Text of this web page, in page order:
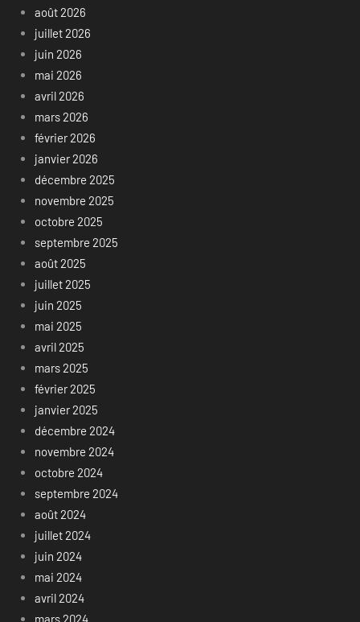
août 2026
juillet 2026
juin 2026
mai 2026
avril 2026
mars 2026
février 2026
janvier 2026
décembre 2025
novembre 2025
octobre 2025
septembre 2025
août 2025
juillet 2025
juin 2025
mai 2025
avril 2025
mars 2025
février 2025
janvier 2025
décembre 2024
novembre 2024
octobre 2024
septembre 2024
août 2024
juillet 2024
juin 2024
mai 2024
avril 2024
mars 2024